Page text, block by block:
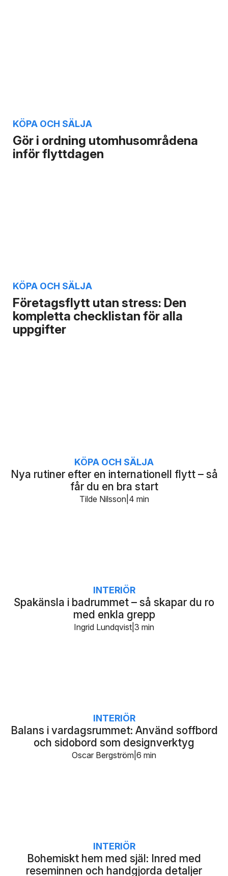
Gör i ordning utomhusområdena
inför flyttdagen
KÖPA OCH SÄLJA
Företagsflytt utan stress: Den
kompletta checklistan för alla
uppgifter
KÖPA OCH SÄLJA
Nya rutiner efter en internationell flytt – så
får du en bra start
KÖPA OCH SÄLJA
4 min
Tilde Nilsson
Spakänsla i badrummet – så skapar du ro
med enkla grepp
INTERIÖR
3 min
Ingrid Lundqvist
Balans i vardagsrummet: Använd soffbord
och sidobord som designverktyg
INTERIÖR
6 min
Oscar Bergström
Bohemiskt hem med själ: Inred med
reseminnen och handgjorda detaljer
INTERIÖR